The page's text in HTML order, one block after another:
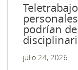
podrían
julio 24, 2026